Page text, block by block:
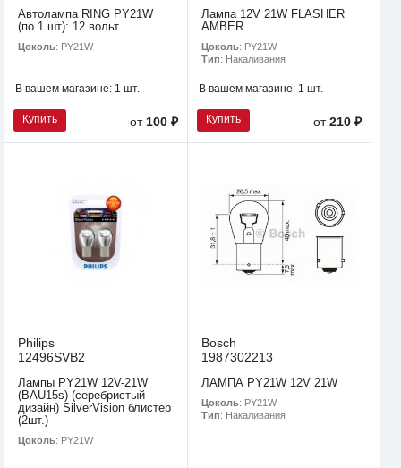
Автолампа RING PY21W
(по 1 шт): 12 вольт
Цоколь: PY21W
В вашем магазине: 1 шт.
Купить от 100 ₽
Лампа 12V 21W FLASHER
AMBER
Цоколь: PY21W
Тип: Накаливания
В вашем магазине: 1 шт.
Купить от210 ₽
Philips
12496SVB2
Лампы PY21W 12V-21W
(BAU15s) (серебристый
дизайн) SilverVision блистер
(2шт.)
Цоколь: PY21W
Bosch
1987302213
ЛАМПА PY21W 12V 21W
Цоколь: PY21W
Тип: Накаливания